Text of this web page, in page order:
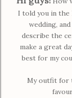
I told you in the
wedding,
describe the
make a great
best for my
My outfit for